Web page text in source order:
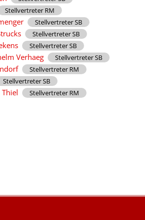
Stellvertreter RM
Stellvertreter SB
Stellvertreter SB
Stellvertreter SB
Verhaeg Stellvertreter SB
Stellvertreter RM
Stellvertreter SB
Stellvertreter RM